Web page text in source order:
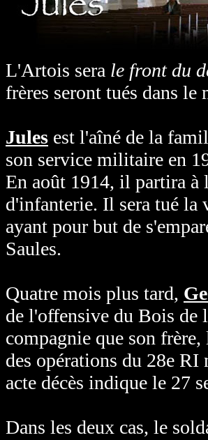
L'Artois sera le front du
frères seront tués dans le
Jules est l'aîné de la
son service militaire en
En août 1914, il partira à
d'infanterie. Il sera tué
ayant pour but de
Saules.
Quatre mois plus tard,
de l'offensive du Bois de
compagnie que son
des opérations du 28e RI
acte décès indique le 27
Dans les deux cas, le